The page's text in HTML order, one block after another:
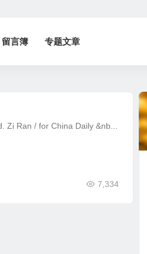
留言簿 专题文章
Ran / for China Daily &nb...
7,334